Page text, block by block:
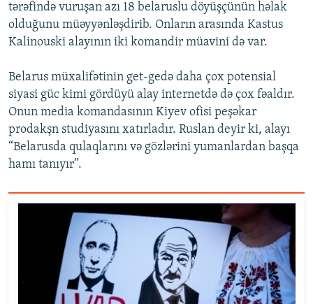
tərəfində vuruşan azı 18 belaruslu döyüşçünün həlak
olduğunu müəyyənləşdirib. Onların arasında Kastus
Kalinouski alayının iki komandir müavini də var.
Belarus müxalifətinin get-gedə daha çox potensial
siyasi güc kimi gördüyü alay internetdə də çox fəaldır.
Onun media komandasının Kiyev ofisi peşəkar
prodakşn studiyasını xatırladır. Ruslan deyir ki, alayı
“Belarusda qulaqlarını və gözlərini yumanlardan başqa
hamı tanıyır”.